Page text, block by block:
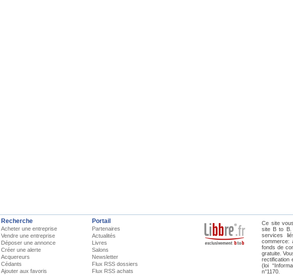
Recherche
Acheter une entreprise
Vendre une entreprise
Déposer une annonce
Créer une alerte
Acquereurs
Cédants
Ajouter aux favoris
Portail
Partenaires
Actualités
Livres
Salons
Newsletter
Flux RSS dossiers
Flux RSS achats
Ce site
site B to B.
services
commerce:
fonds de
gratuite.
rectification
(loi
n°1170.